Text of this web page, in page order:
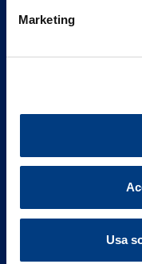
Marketing
Usa
20149 Milano
Governance